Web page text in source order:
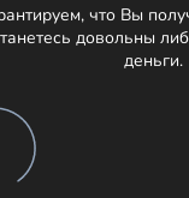
что Вы
довольны
деньги.